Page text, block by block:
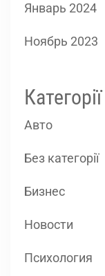
Январь 2024
Ноябрь 2023
Категорії
Авто
Без категорії
Бизнес
Новости
Психология